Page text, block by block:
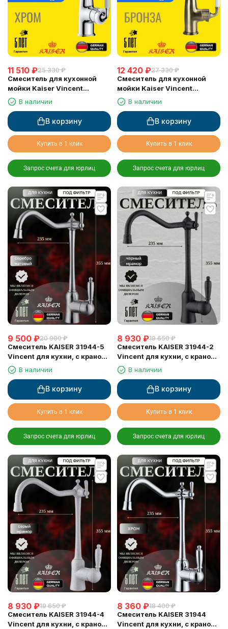
11 510 ₽25 330 ₽
Смеситель для кухонной
мойки Kaiser Vincent
(31544), хром
В наличии
В корзину
Купить в 1 клик
Запрос счета для юрлиц
12 420 ₽27 330 ₽
Смеситель для кухонной
мойки Kaiser Vincent
(31544-1), бронза
В наличии
В корзину
Купить в 1 клик
Запрос счета для юрлиц
9 500 ₽20 900 ₽
Смеситель KAISER 31944-5
Vincent для кухни, с краном
для питьевой воды, серебро
В наличии
В корзину
Купить в 1 клик
Запрос счета для юрлиц
8 930 ₽19 650 ₽
Смеситель KAISER 31944-2
Vincent для кухни, с краном
для питьевой воды, черный
мрамор
В наличии
В корзину
Купить в 1 клик
Запрос счета для юрлиц
8 930 ₽19 650 ₽
Смеситель KAISER 31944-4
Vincent для кухни, с краном
8 360 ₽18 400 ₽
Смеситель KAISER 31944
Vincent для кухни, с краном